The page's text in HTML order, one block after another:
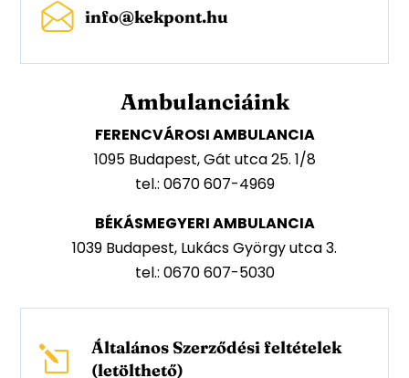
info@kekpont.hu
Ambulanciáink
FERENCVÁROSI AMBULANCIA
1095 Budapest, Gát utca 25. 1/8
tel.: 0670 607-4969
BÉKÁSMEGYERI AMBULANCIA
1039 Budapest, Lukács György utca 3.
tel.: 0670 607-5030
l
Általános Szerződési feltételek
(letölthető)